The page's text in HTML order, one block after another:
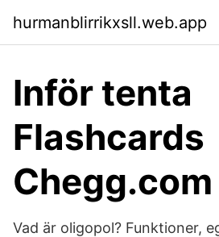
hurmanblirrikxsll.web.app
Inför tenta
Flashcards
Chegg.com
Vad är oligopol? Funktioner,